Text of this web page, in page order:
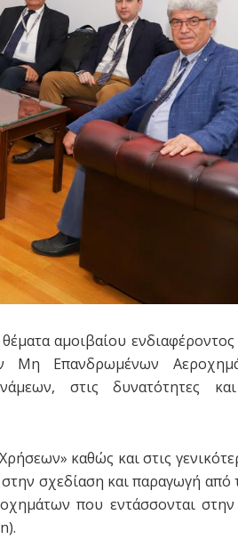
αμοιβαίου
Μη Επανδρωμένων
στις δυνατότητες
καθώς και στις
σχεδίαση και παραγωγή
που εντάσσονται